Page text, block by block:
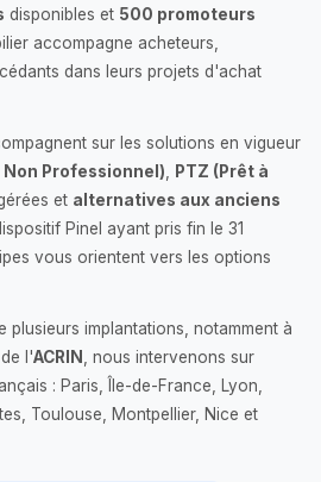
disponibles et 500 promoteurs
accompagne acheteurs,
dans leurs projets d'achat
sur les solutions en vigueur
Non Professionnel)
PTZ (Prêt à
et alternatives aux anciens
Pinel ayant pris fin le 31
vous orientent vers les options
plusieurs implantations, notamment à
l'ACRIN
, nous intervenons sur
: Paris, Île-de-France, Lyon,
Toulouse, Montpellier, Nice et